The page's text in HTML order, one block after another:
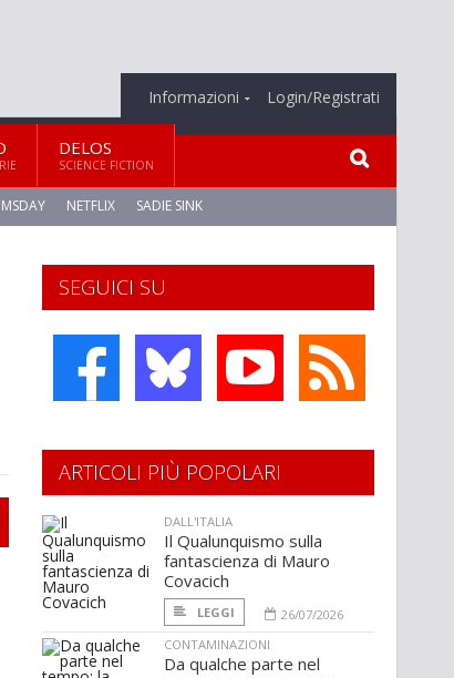
Informazioni Login/Registrati
DELOS
SCIENCE FICTION
NETFLIX SADIE SINK
SEGUICI SU
ARTICOLI PIÙ POPOLARI
DALL'ITALIA
Il Qualunquismo sulla
fantascienza di Mauro
Covacich
LEGGI
26/07/2026
CONTAMINAZIONI
Da qualche parte nel